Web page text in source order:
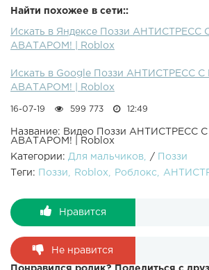
●Roblox - Это же АНТИСТРЕСС с моим
●Предыдущий ролик - ●Рандом ролик -
Моя страничка ВК● - Группа ВК
Найти похожее в сети::
Искать в Яндексе Поззи
АВАТАРОМ! | Roblox
Искать в Google Поззи АНТИСТРЕСС
АВАТАРОМ! | Roblox
16-07-19 599 773 12:49
Название: Видео Поззи АНТИСТРЕСС
АВАТАРОМ! | Roblox
Категории: Для мальчиков /
Поззи
Теги:
Поззи Roblox Роблокс
Нравится
Не нравится